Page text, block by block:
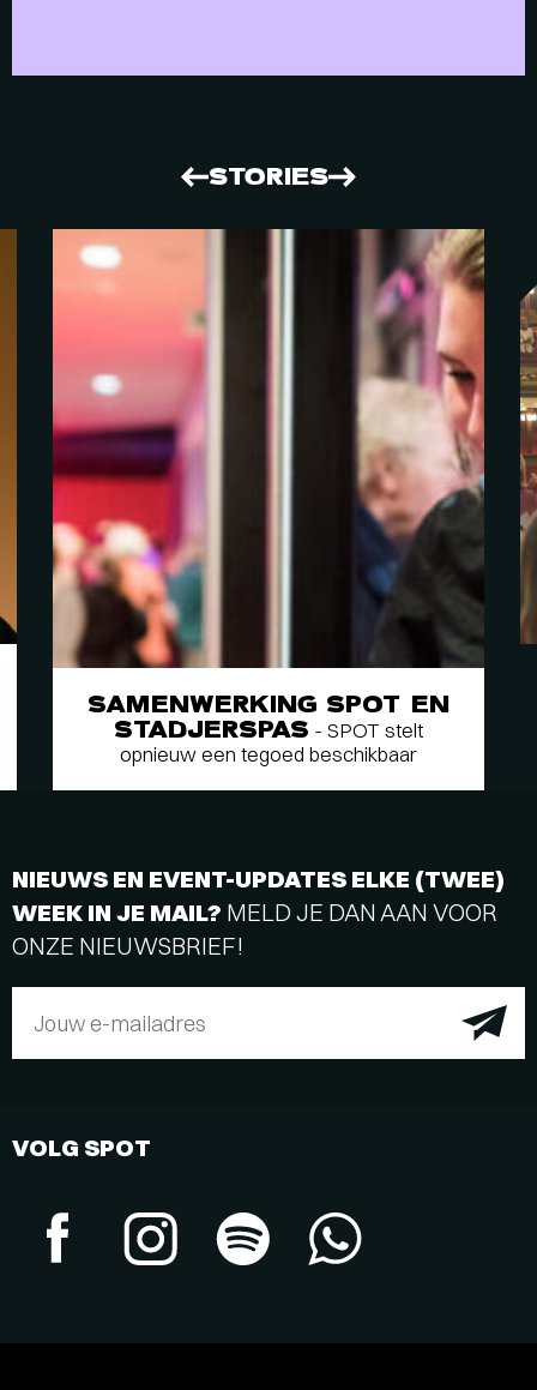
STORIES
SAMENWERKING SPOT EN
STADJERSPAS - SPOT stelt
opnieuw een tegoed beschikbaar
NIEUWS EN EVENT-UPDATES ELKE (TWEE)
WEEK IN JE MAIL? MELD JE DAN AAN VOOR
ONZE NIEUWSBRIEF!
Jouw e-mailadres
VOLG SPOT